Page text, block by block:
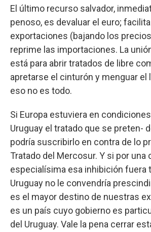
El último recurso salvador,
penoso, es devaluar el euro;
exportaciones (bajando los
reprime las importaciones. La
está para abrir tratados de libre
apretarse el cinturón y menguar el
eso no es todo.
Si Europa estuviera en
Uruguay el tratado que se preten-
podría suscribirlo en contra de lo
Tratado del Mercosur. Y si por una
especialísima esa inhibición fuera
Uruguay no le convendría
es el mayor destino de nuestras
es un país cuyo gobierno es
del Uruguay. Vale la pena cerrar